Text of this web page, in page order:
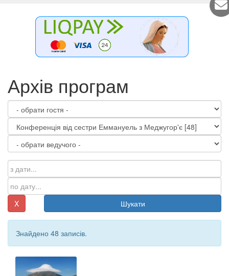
Архів програм
X Шукати
Знайдено 48 записів.